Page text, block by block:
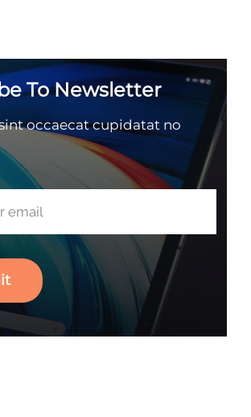
To Newsletter
occaecat cupidatat no